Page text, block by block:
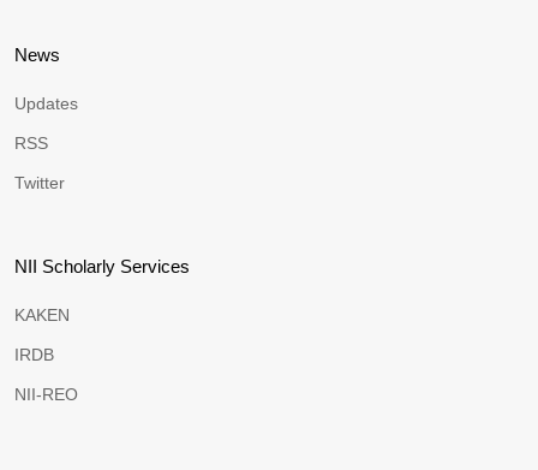
News
Updates
RSS
Twitter
NII Scholarly Services
KAKEN
IRDB
NII-REO